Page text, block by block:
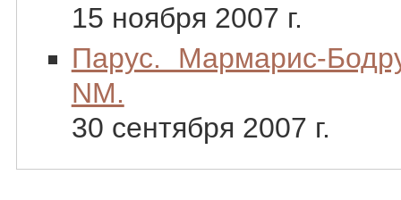
15 ноября 2007 г.
Парус. Мармарис-
NM.
30 сентября 2007 г.